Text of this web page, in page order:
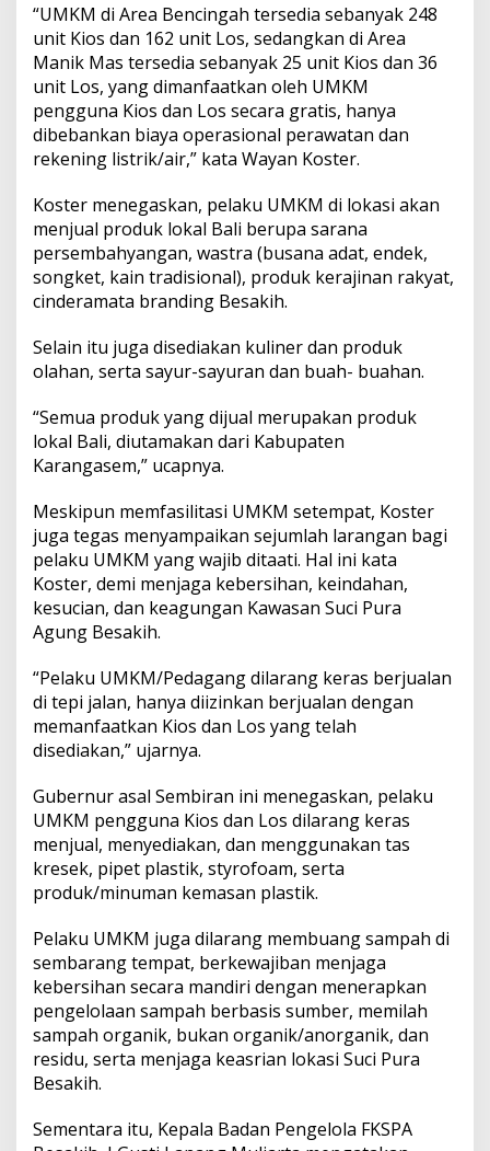
i
h
G
u
n
a
k
a
T
a
s
K
r
e
k
“UMKM di Area Bencingah tersedia sebanyak 248
unit Kios dan 162 unit Los, sedangkan di Area
Manik Mas tersedia sebanyak 25 unit Kios dan 36
unit Los, yang dimanfaatkan oleh UMKM
pengguna Kios dan Los secara gratis, hanya
dibebankan biaya operasional perawatan dan
rekening listrik/air,” kata Wayan Koster.
Koster menegaskan, pelaku UMKM di lokasi akan
menjual produk lokal Bali berupa sarana
persembahyangan, wastra (busana adat, endek,
songket, kain tradisional), produk kerajinan rakyat,
cinderamata branding Besakih.
Selain itu juga disediakan kuliner dan produk
olahan, serta sayur-sayuran dan buah- buahan.
“Semua produk yang dijual merupakan produk
lokal Bali, diutamakan dari Kabupaten
Karangasem,” ucapnya.
Meskipun memfasilitasi UMKM setempat, Koster
juga tegas menyampaikan sejumlah larangan bagi
pelaku UMKM yang wajib ditaati. Hal ini kata
Koster, demi menjaga kebersihan, keindahan,
kesucian, dan keagungan Kawasan Suci Pura
Agung Besakih.
“Pelaku UMKM/Pedagang dilarang keras berjualan
di tepi jalan, hanya diizinkan berjualan dengan
memanfaatkan Kios dan Los yang telah
disediakan,” ujarnya.
Gubernur asal Sembiran ini menegaskan, pelaku
UMKM pengguna Kios dan Los dilarang keras
menjual, menyediakan, dan menggunakan tas
kresek, pipet plastik, styrofoam, serta
produk/minuman kemasan plastik.
Pelaku UMKM juga dilarang membuang sampah di
sembarang tempat, berkewajiban menjaga
kebersihan secara mandiri dengan menerapkan
pengelolaan sampah berbasis sumber, memilah
sampah organik, bukan organik/anorganik, dan
residu, serta menjaga keasrian lokasi Suci Pura
Besakih.
Sementara itu, Kepala Badan Pengelola FKSPA